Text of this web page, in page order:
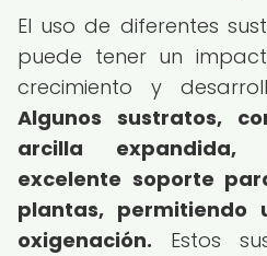
El uso de diferentes
puede tener un
crecimiento y
Algunos sustratos,
arcilla expandida,
excelente soporte
plantas, permitiendo
oxigenación. Estos